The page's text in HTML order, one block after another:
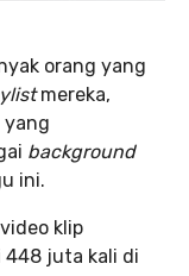
orang yang
mereka,
yang
background
ini.
klip
juta kali di